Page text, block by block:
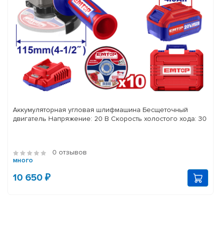
Аккумуляторная угловая шлифмашина Бесщеточный
двигатель Напряжение: 20 В Скорость холостого хода: 30
0 отзывов
много
10 650 ₽